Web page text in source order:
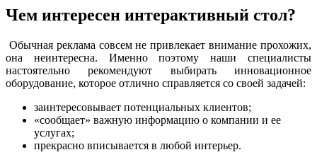
Чем интересен интерактивный стол?
Обычная реклама совсем не привлекает внимание прохожих,
она неинтересна. Именно поэтому наши специалисты
настоятельно рекомендуют выбирать инновационное
оборудование, которое отлично справляется со своей задачей:
заинтересовывает потенциальных клиентов;
«сообщает» важную информацию о компании и ее
услугах;
прекрасно вписывается в любой интерьер.